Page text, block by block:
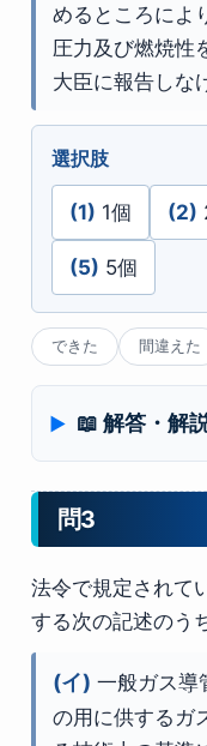
めるところによ
圧力及び燃焼性
大臣に報告しな
選択肢
(1) 1個 (2)
(5) 5個
できた 間違えた
📖 解答・解
問3
法令で規定されて
する次の記述のう
(イ) 一般ガス導
の用に供するガ